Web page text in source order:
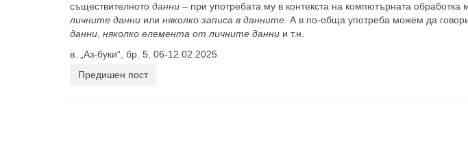
съществителното данни – при употребата му в контекста на компютърната
личните данни или няколко записа в данните. А в по-обща употреба можем да
данни няколко елемента от личните данни и т.н.
в. „Аз-буки“, бр. 5, 06-12.02.2025
Предишен пост